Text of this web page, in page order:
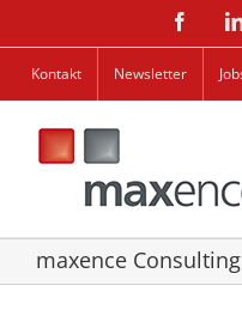
springenKontakt Newsletter
maxence